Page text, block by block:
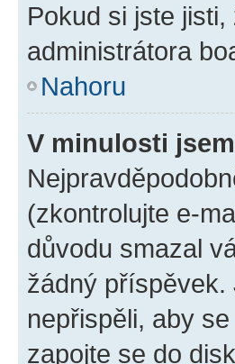
Pokud si jste
administrátora
Nahoru
V minulosti
(zkontrolujte e-
důvodu smazal
žádný
nepřispěli, aby
zapojte se do